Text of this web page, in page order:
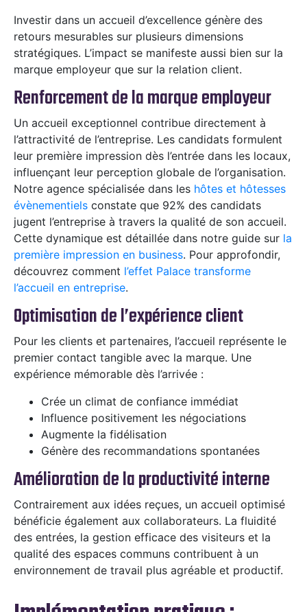
Investir dans un accueil d’excellence génère des
retours mesurables sur plusieurs dimensions
stratégiques. L’impact se manifeste aussi bien sur la
marque employeur que sur la relation client.
Renforcement de la marque employeur
Un accueil exceptionnel contribue directement à
l’attractivité de l’entreprise. Les candidats formulent
leur première impression dès l’entrée dans les locaux,
influençant leur perception globale de l’organisation.
Notre agence spécialisée dans les hôtes et hôtesses
évènementiels constate que 92% des candidats
jugent l’entreprise à travers la qualité de son accueil.
Cette dynamique est détaillée dans notre guide sur la
première impression en business. Pour approfondir,
découvrez comment l’effet Palace transforme
l’accueil en entreprise.
Optimisation de l’expérience client
Pour les clients et partenaires, l’accueil représente le
premier contact tangible avec la marque. Une
expérience mémorable dès l’arrivée :
Crée un climat de confiance immédiat
Influence positivement les négociations
Augmente la fidélisation
Génère des recommandations spontanées
Amélioration de la productivité interne
Contrairement aux idées reçues, un accueil optimisé
bénéficie également aux collaborateurs. La fluidité
des entrées, la gestion efficace des visiteurs et la
qualité des espaces communs contribuent à un
environnement de travail plus agréable et productif.